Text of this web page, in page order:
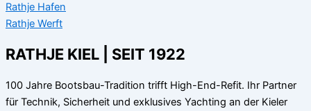
Rathje Hafen
Rathje Werft
RATHJE KIEL | SEIT 1922
100 Jahre Bootsbau-Tradition trifft High-End-Refit. Ihr Partner
für Technik, Sicherheit und exklusives Yachting an der Kieler